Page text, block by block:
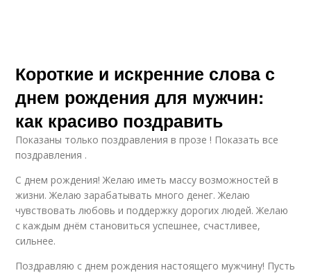
Короткие и искренние слова с
днем рождения для мужчин:
как красиво поздравить
Показаны только поздравления в прозе ! Показать все
поздравления .
С днем рождения! Желаю иметь массу возможностей в
жизни. Желаю зарабатывать много денег. Желаю
чувствовать любовь и поддержку дорогих людей. Желаю
с каждым днём становиться успешнее, счастливее,
сильнее.
Поздравляю с днем рождения настоящего мужчину! Пусть